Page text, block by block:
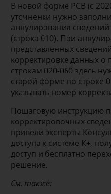
В новой форме РСВ (с
уточненки нужно
аннулирования
(строка 010). При
представленных
корректировке данных о
строкам 020-060 здесь
старой форме по строке
указывать номер
Пошаговую инструкцию
корректировочных
привели эксперты
доступа к системе К+,
доступ и бесплатно
решение.
См. также: